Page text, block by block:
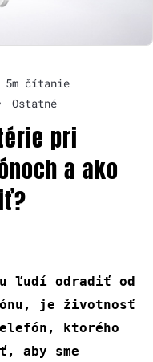
5m čítanie
Ostatné
pri
a ako
ľudí odradiť od
je životnosť
ktorého
aby sme